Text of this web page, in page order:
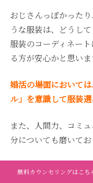
無料カウンセリングはこち
おじさんっぽかった
うな服装は、どうし
服装のコーディネー
る方が安心かと思いま
婚活の場面において
ル」を意識して服装
また、人間力、コミ
分についても磨いてお
見た目は第一印象に